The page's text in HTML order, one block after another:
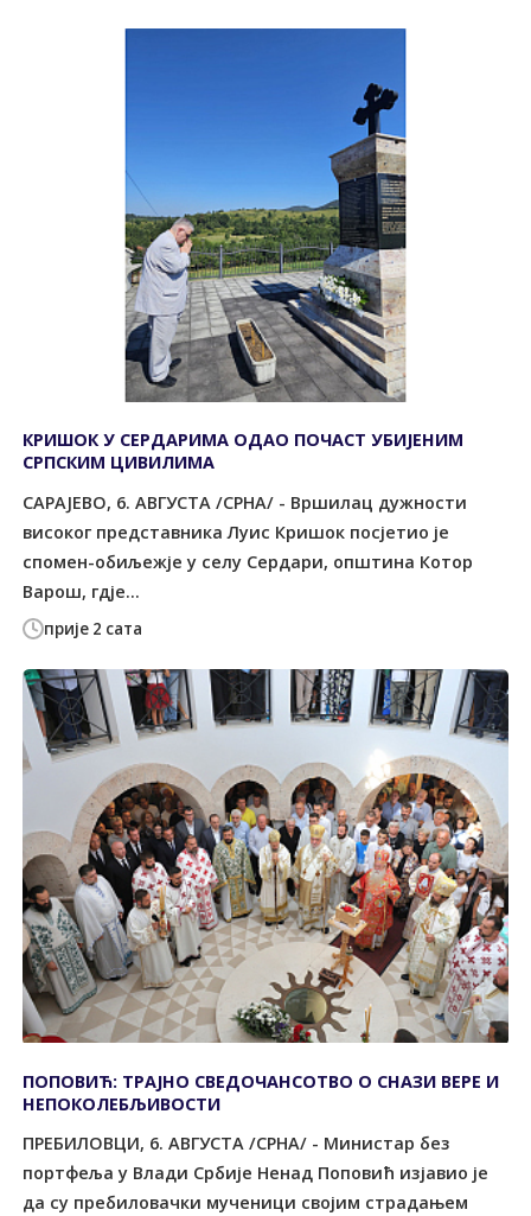
прије 2 сата
КРИШОК У СЕРДАРИМА ОДАО ПОЧАСТ УБИЈЕНИМ
СРПСКИМ ЦИВИЛИМА
САРАЈЕВО, 6. АВГУСТА /СРНА/ - Вршилац дужности
високог представника Луис Кришок посјетио је
спомен-обиљежје у селу Сердари, општина Котор
Варош, гдје...
ПОПОВИЋ: ТРАЈНО СВЕДОЧАНСОТВО О СНАЗИ ВЕРЕ И
НЕПОКОЛЕБЉИВОСТИ
ПРЕБИЛОВЦИ, 6. АВГУСТА /СРНА/ - Министар без
портфеља у Влади Србије Ненад Поповић изјавио је
да су пребиловачки мученици својим страдањем